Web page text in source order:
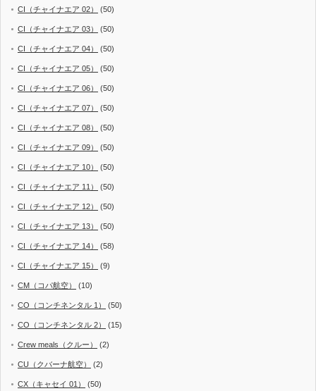
CI（チャイナエア 02） (50)
CI（チャイナエア 03） (50)
CI（チャイナエア 04） (50)
CI（チャイナエア 05） (50)
CI（チャイナエア 06） (50)
CI（チャイナエア 07） (50)
CI（チャイナエア 08） (50)
CI（チャイナエア 09） (50)
CI（チャイナエア 10） (50)
CI（チャイナエア 11） (50)
CI（チャイナエア 12） (50)
CI（チャイナエア 13） (50)
CI（チャイナエア 14） (58)
CI（チャイナエア 15） (9)
CM（コパ航空） (10)
CO（コンチネンタル 1） (50)
CO（コンチネンタル 2） (15)
Crew meals（クルー） (2)
CU（クバーナ航空） (2)
CX（キャセイ 01） (50)